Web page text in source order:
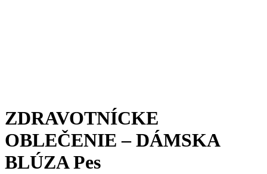
ZDRAVOTNÍCKE
OBLEČENIE – DÁMSKA
BLÚZA Pes